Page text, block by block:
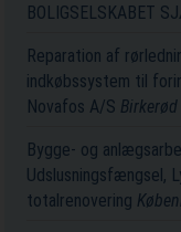
BOLIGSELSKABET
Reparation af
indkøbssystem til
Novafos A/S Birkerød
Bygge- og
Udslusningsfængsel,
totalrenovering